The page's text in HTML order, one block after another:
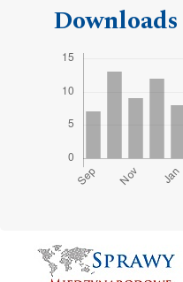
Downloads
Cover image